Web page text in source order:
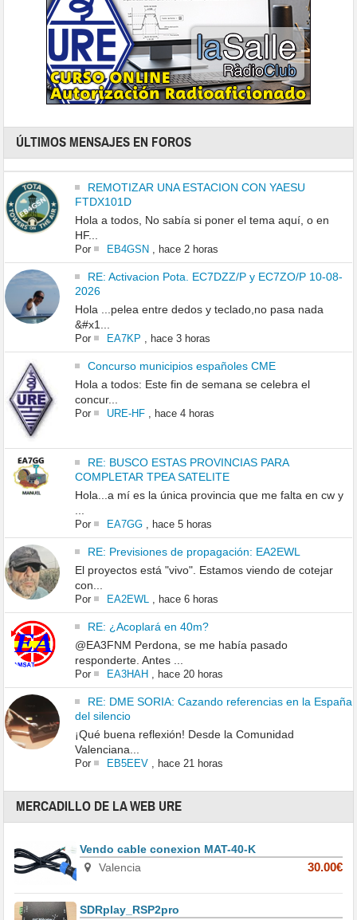
ÚLTIMOS MENSAJES EN FOROS
REMOTIZAR UNA ESTACION CON YAESU
FTDX101D
Hola a todos, No sabía si poner el tema aquí, o en
HF...
Por EB4GSN, hace 2 horas
RE: Activacion Pota. EC7DZZ/P y EC7ZO/P 10-08-
2026
Hola ...pelea entre dedos y teclado,no pasa nada
&#x1...
Por EA7KP hace 3 horas
Concurso municipios españoles CME
Hola a todos: Este fin de semana se celebra el
concur...
Por URE-HF, hace 4 horas
RE: BUSCO ESTAS PROVINCIAS PARA
COMPLETAR TPEA SATELITE
Hola...a mí es la única provincia que me falta en cw y
Por EA7GG, hace 5 horas
RE: Previsiones de propagación: EA2EWL
El proyectos está "vivo". Estamos viendo de cotejar
con...
Por EA2EWL hace 6 horas
RE: ¿Acoplará en 40m?
@EA3FNM Perdona, se me había pasado
responderte. Antes ...
Por EA3HAH hace 20 horas
RE: DME SORIA: Cazando referencias en la España
del silencio
¡Qué buena reflexión! Desde la Comunidad
Valenciana...
Por EB5EEV, hace 21 horas
MERCADILLO DE LA WEB URE
Vendo cable conexion MAT-40-K
Valencia
30.00€
SDRplay_RSP2pro